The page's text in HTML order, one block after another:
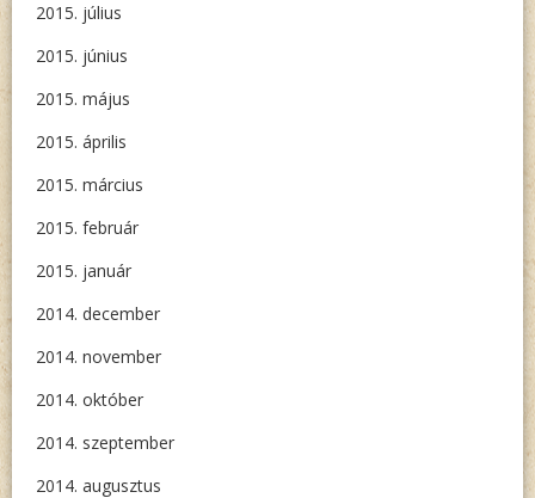
2015. július
2015. június
2015. május
2015. április
2015. március
2015. február
2015. január
2014. december
2014. november
2014. október
2014. szeptember
2014. augusztus